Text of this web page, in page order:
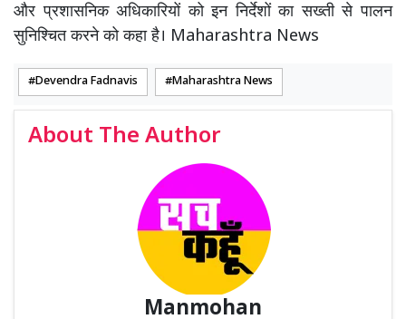
और प्रशासनिक अधिकारियों को इन निर्देशों का सख्ती से पालन
सुनिश्चित करने को कहा है। Maharashtra News
Devendra Fadnavis Maharashtra News
About The Author
Manmohan